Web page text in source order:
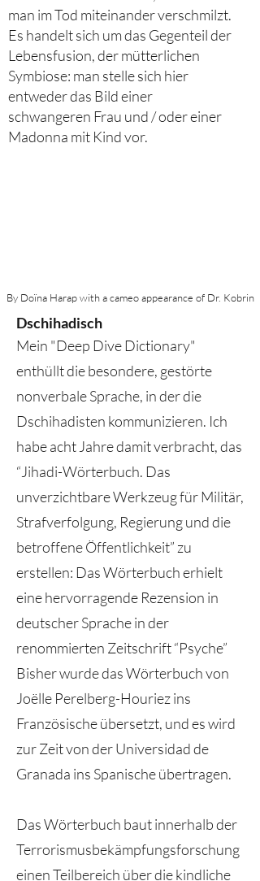
man im Tod miteinander verschmilzt.
Es handelt sich um das Gegenteil der
Lebensfusion, der mütterlichen
Symbiose: man stelle sich hier
entweder das Bild einer
schwangeren Frau und / oder einer
Madonna mit Kind vor.
By Doïna Harap with a cameo appearance of Dr. Kobrin
Dschihadisch
Mein "Deep Dive Dictionary"
enthüllt die besondere, gestörte
nonverbale Sprache, in der die
Dschihadisten kommunizieren. Ich
habe acht Jahre damit verbracht, das
“Jihadi-Wörterbuch. Das
unverzichtbare Werkzeug für Militär,
Strafverfolgung, Regierung und die
betroffene Öffentlichkeit” zu
erstellen: Das Wörterbuch erhielt
eine hervorragende Rezension in
deutscher Sprache in der
renommierten Zeitschrift “Psyche”
Bisher wurde das Wörterbuch von
Joëlle Perelberg-Houriez ins
Französische übersetzt, und es wird
zur Zeit von der Universidad de
Granada ins Spanische übertragen.
Das Wörterbuch baut innerhalb der
Terrorismusbekämpfungsforschung
einen Teilbereich über die kindliche